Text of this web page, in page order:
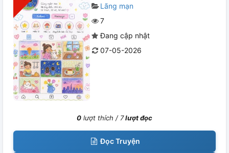
Lãng mạn
7
Đang cập nhật
07-05-2026
0 lượt thích / 7lượt đọc
Đọc Truyện